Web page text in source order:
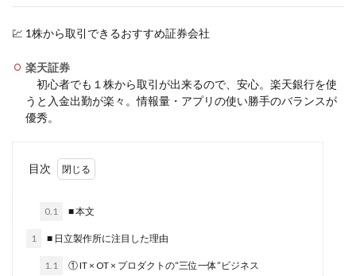
💹 1株から取引できるおすすめ証券会社
楽天証券
初心者でも１株から取引が出来るので、安心。楽天銀行を使
うと入金出勤が楽々。情報量・アプリの使い勝手のバランスが
優秀。
目次
0.1 ■ 本文
1 ■ 日立製作所に注目した理由
1.1 ① IT × OT × プロダクトの“三位一体”ビジネス